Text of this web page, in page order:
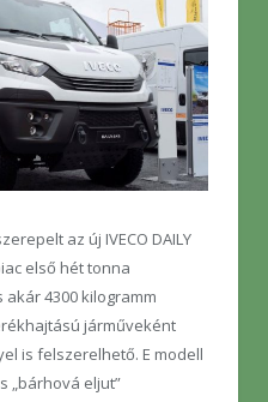
az új IVECO DAILY
első hét tonna
4300 kilogramm
járműveként
is felszerelhető. E modell
„bárhová eljut”